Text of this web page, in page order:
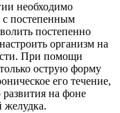
необходимо
с постепенным
постепенно
организм на
При помощи
острую форму
его течение,
развития на фоне
желудка.